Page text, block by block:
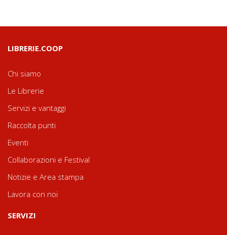
LIBRERIE.COOP
Chi siamo
Le Librerie
Servizi e vantaggi
Raccolta punti
Eventi
Collaborazioni e Festival
Notizie e Area stampa
Lavora con noi
SERVIZI